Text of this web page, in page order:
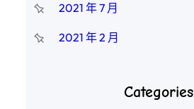
2021 年 7 月
2021 年 2 月
Categories